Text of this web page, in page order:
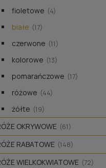
fioletowe (4)
białe (17)
czerwone (11)
kolorowe (13)
pomarańczowe (17)
różowe (44)
żółte (19)
OKRYWOWE (61)
RABATOWE (148)
WIELKOKWIATOWE (72)